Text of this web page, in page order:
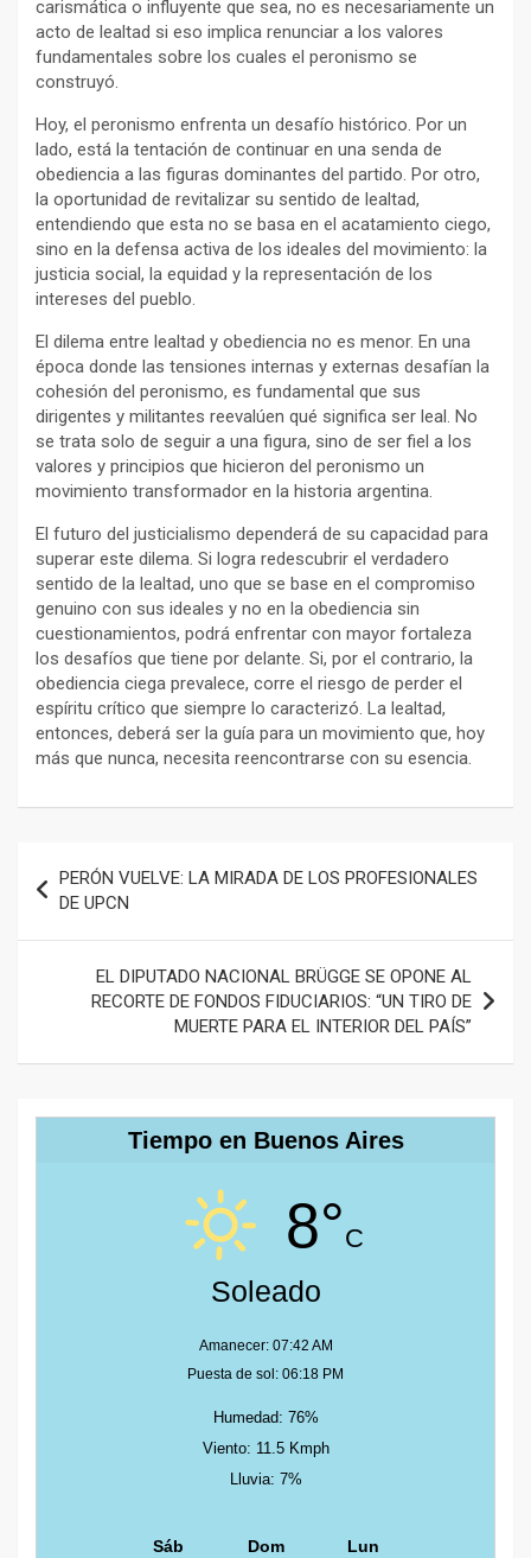
carismática o influyente que sea, no es necesariamente un
acto de lealtad si eso implica renunciar a los valores
fundamentales sobre los cuales el peronismo se
construyó.
Hoy, el peronismo enfrenta un desafío histórico. Por un
lado, está la tentación de continuar en una senda de
obediencia a las figuras dominantes del partido. Por otro,
la oportunidad de revitalizar su sentido de lealtad,
entendiendo que esta no se basa en el acatamiento ciego,
sino en la defensa activa de los ideales del movimiento: la
justicia social, la equidad y la representación de los
intereses del pueblo.
El dilema entre lealtad y obediencia no es menor. En una
época donde las tensiones internas y externas desafían la
cohesión del peronismo, es fundamental que sus
dirigentes y militantes reevalúen qué significa ser leal. No
se trata solo de seguir a una figura, sino de ser fiel a los
valores y principios que hicieron del peronismo un
movimiento transformador en la historia argentina.
El futuro del justicialismo dependerá de su capacidad para
superar este dilema. Si logra redescubrir el verdadero
sentido de la lealtad, uno que se base en el compromiso
genuino con sus ideales y no en la obediencia sin
cuestionamientos, podrá enfrentar con mayor fortaleza
los desafíos que tiene por delante. Si, por el contrario, la
obediencia ciega prevalece, corre el riesgo de perder el
espíritu crítico que siempre lo caracterizó. La lealtad,
entonces, deberá ser la guía para un movimiento que, hoy
más que nunca, necesita reencontrarse con su esencia.
Navegación
de
entradas
PERÓN VUELVE: LA MIRADA DE LOS PROFESIONALES
DE UPCN
EL DIPUTADO NACIONAL BRÜGGE SE OPONE AL
RECORTE DE FONDOS FIDUCIARIOS: “UN TIRO DE
MUERTE PARA EL INTERIOR DEL PAÍS”
Tiempo en Buenos Aires
8°C
Soleado
Amanecer: 07:42 AM
Puesta de sol: 06:18 PM
Humedad: 76%
Viento: 11.5 Kmph
Lluvia: 7%
Sáb Dom Lun